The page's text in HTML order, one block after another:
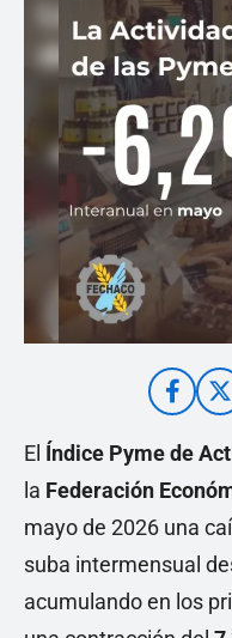
El Índice Pyme de
la Federación
mayo de 2026 una
suba intermensual
acumulando en los